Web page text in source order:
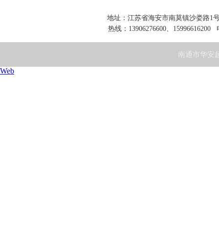
地址：江苏省海安市南莫镇沙娄路1
热线：13906276600、15996616200
南通市华
Web